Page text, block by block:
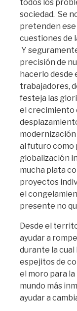
todos los
sociedad. Se
pretenden
cuestiones de
Y
precisión de
hacerlo desde
trabajadores,
festeja las
el crecimiento
al futuro como
globalización
mucha plata
proyectos
el
presente no
Desde el
ayudar a
durante la
espejitos de
el moro para la
mundo más
ayudar a